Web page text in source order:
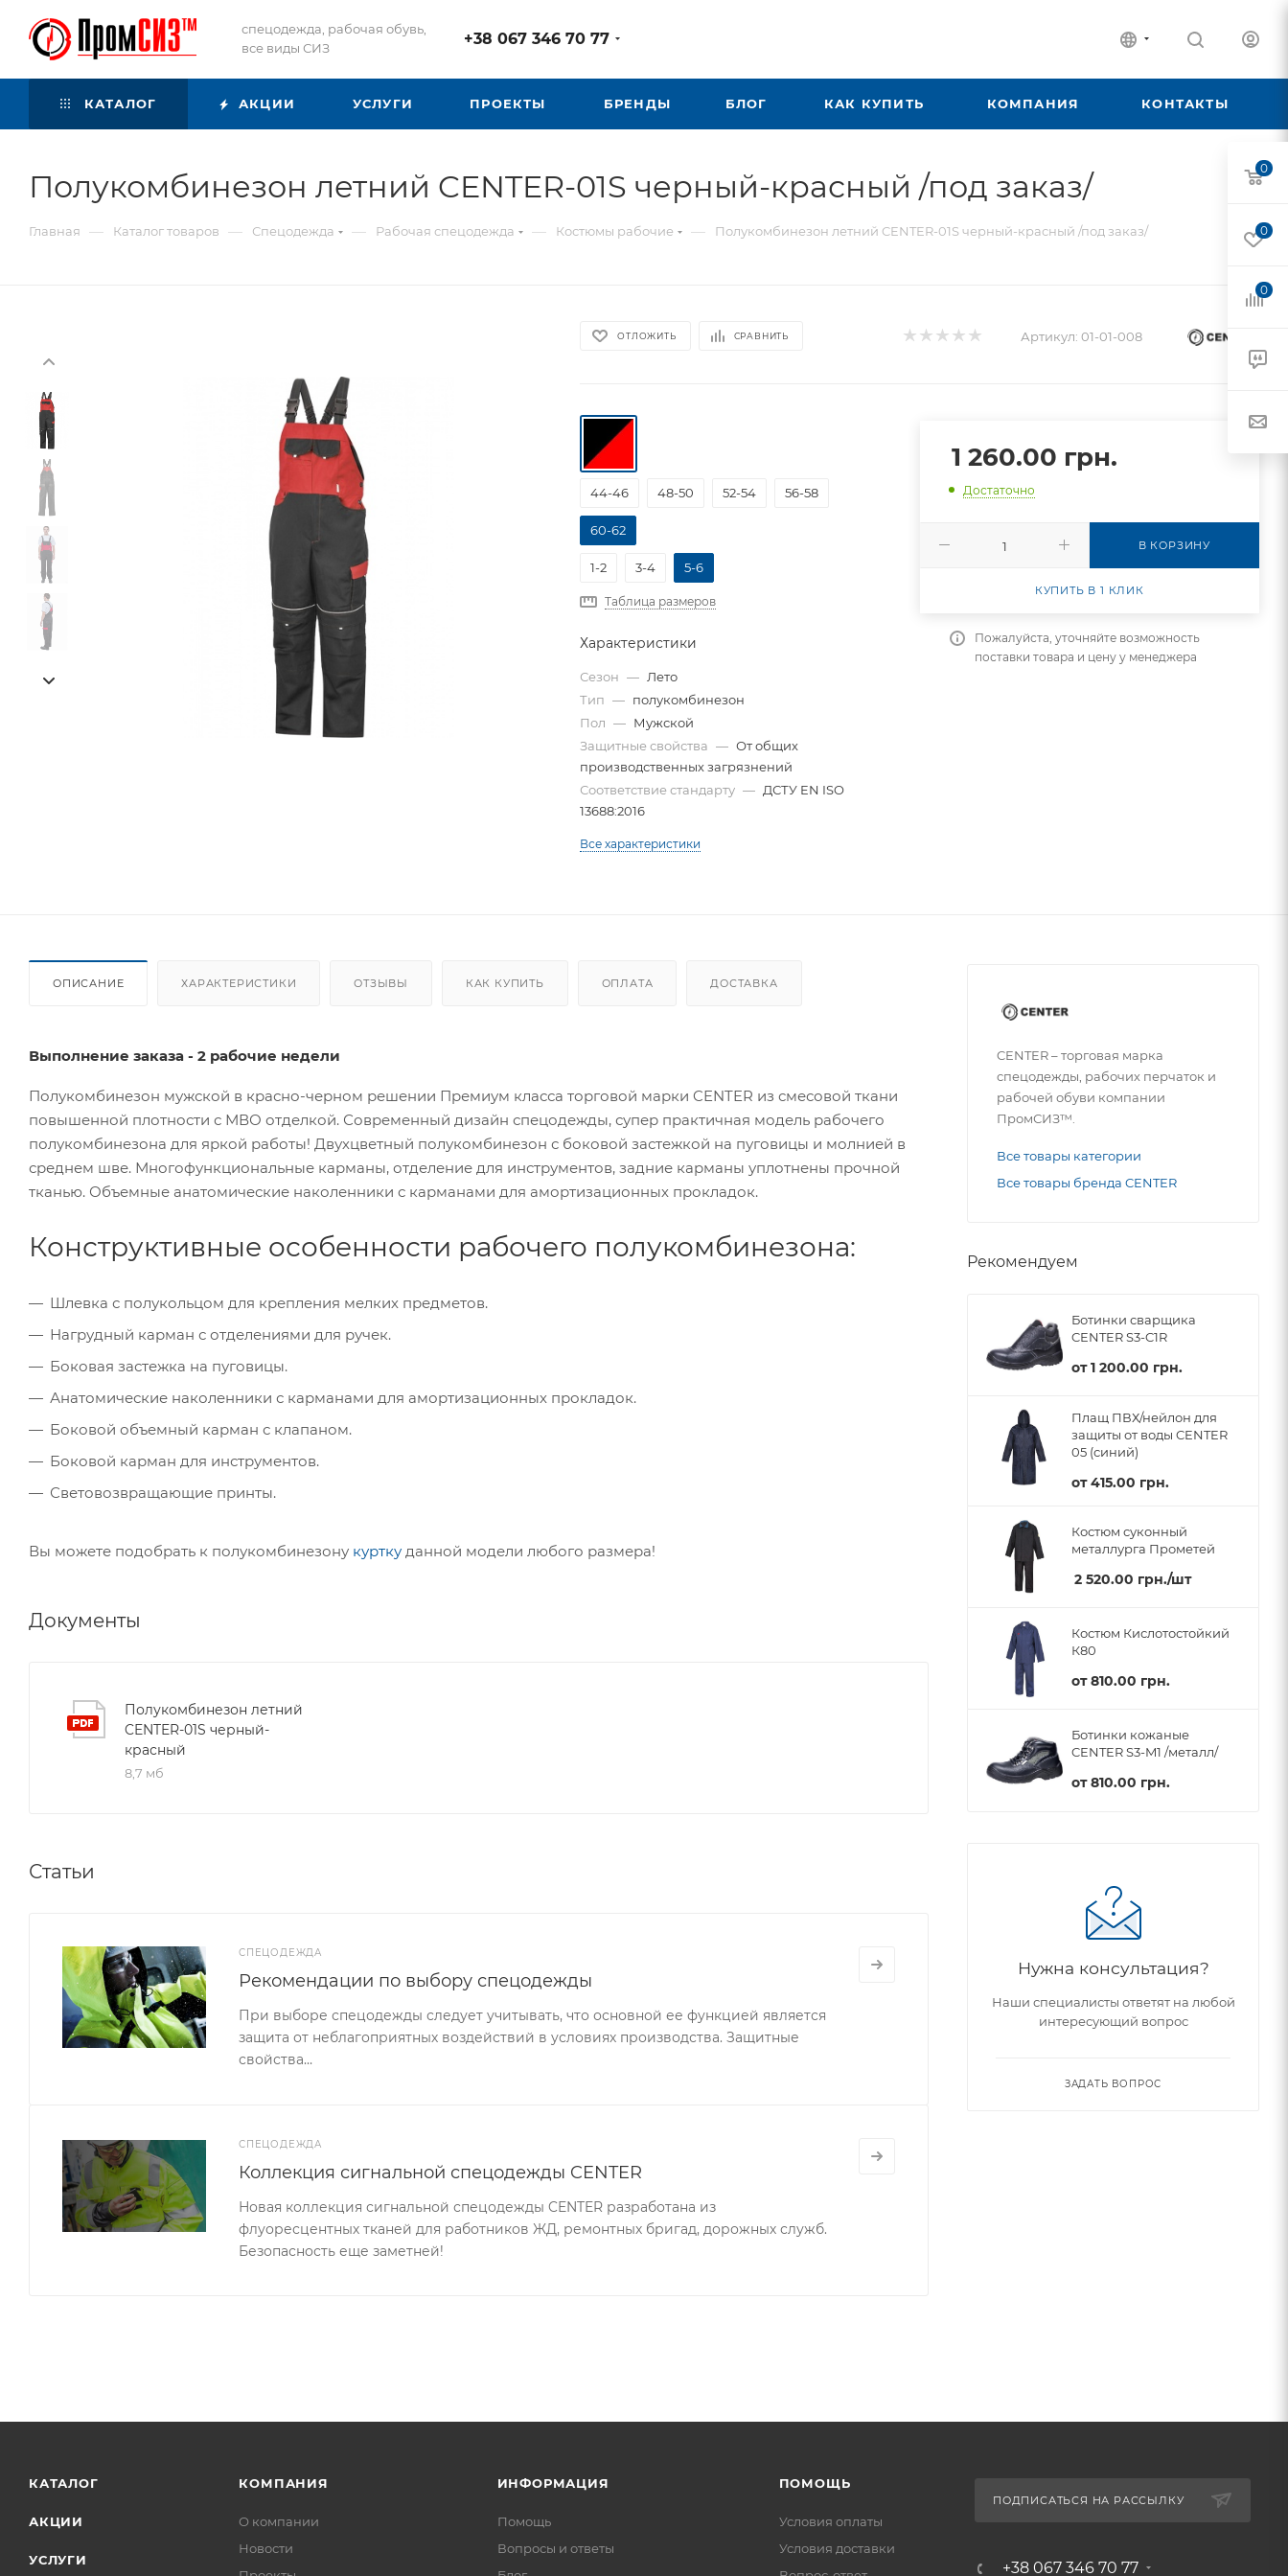
спецодежда, рабочая обувь,
все виды СИЗ
+38 067 346 70 77
КАТАЛОГ АКЦИИ УСЛУГИ ПРОЕКТЫ БРЕНДЫ БЛОГ КАК КУПИТЬ КОМПАНИЯ КОНТАКТЫ
Полукомбинезон летний CENTER-01S черный-красный /под заказ/
Главная — Каталог товаров — Спецодежда — Рабочая спецодежда — Костюмы рабочие — Полукомбинезон летний CENTER-01S черный-красный /под заказ/
ОТЛОЖИТЬ СРАВНИТЬ Артикул: 01-01-008
44-46 48-50 52-54 56-58
60-62
1-2 3-4 5-6
Таблица размеров
Характеристики
Сезон — Лето
Тип — полукомбинезон
Пол — Мужской
Защитные свойства — От общих
производственных загрязнений
Соответствие стандарту — ДСТУ EN ISO
13688:2016
Все характеристики
1 260.00 грн.
Достаточно
В КОРЗИНУ
КУПИТЬ В 1 КЛИК
Пожалуйста, уточняйте возможность
поставки товара и цену у менеджера
ОПИСАНИЕ ХАРАКТЕРИСТИКИ ОТЗЫВЫ КАК КУПИТЬ ОПЛАТА ДОСТАВКА
Выполнение заказа - 2 рабочие недели
Полукомбинезон мужской в красно-черном решении Премиум класса торговой марки CENTER из смесовой ткани
повышенной плотности с МВО отделкой. Современный дизайн спецодежды, супер практичная модель рабочего
полукомбинезона для яркой работы! Двухцветный полукомбинезон с боковой застежкой на пуговицы и молнией в
среднем шве. Многофункциональные карманы, отделение для инструментов, задние карманы уплотнены прочной
тканью. Объемные анатомические наколенники с карманами для амортизационных прокладок.
Конструктивные особенности рабочего полукомбинезона:
Шлевка с полукольцом для крепления мелких предметов.
Нагрудный карман с отделениями для ручек.
Боковая застежка на пуговицы.
Анатомические наколенники с карманами для амортизационных прокладок.
Боковой объемный карман с клапаном.
Боковой карман для инструментов.
Световозвращающие принты.
Вы можете подобрать к полукомбинезону куртку данной модели любого размера!
Документы
Полукомбинезон летний
CENTER-01S черный-
красный
8,7 мб
Статьи
СПЕЦОДЕЖДА
Рекомендации по выбору спецодежды
При выборе спецодежды следует учитывать, что основной ее функцией является
защита от неблагоприятных воздействий в условиях производства. Защитные
свойства…
СПЕЦОДЕЖДА
Коллекция сигнальной спецодежды CENTER
Новая коллекция сигнальной спецодежды CENTER разработана из
флуоресцентных тканей для работников ЖД, ремонтных бригад, дорожных служб.
Безопасность еще заметней!
CENTER – торговая марка
спецодежды, рабочих перчаток и
рабочей обуви компании
ПромСИЗ™.
Все товары категории
Все товары бренда CENTER
Рекомендуем
Ботинки сварщика
CENTER S3-C1R
от1 200.00 грн.
Плащ ПВХ/нейлон для
защиты от воды CENTER
05 (синий)
от415.00 грн.
Костюм суконный
металлурга Прометей
2 520.00 грн./шт
Костюм Кислотостойкий
К80
от810.00 грн.
Ботинки кожаные
CENTER S3-M1 /металл/
от810.00 грн.
Нужна консультация?
Наши специалисты ответят на любой
интересующий вопрос
ЗАДАТЬ ВОПРОС
КАТАЛОГ
АКЦИИ
УСЛУГИ
КОМПАНИЯ
О компании
Новости
ИНФОРМАЦИЯ
Помощь
Вопросы и ответы
ПОМОЩЬ
Условия оплаты
Условия доставки
ПОДПИСАТЬСЯ НА РАССЫЛКУ
+38 067 346 70 77
0
0
0